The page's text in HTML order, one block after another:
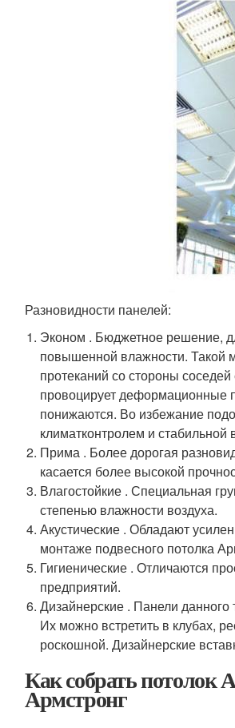
Разновидности панелей:
Эконом . Бюджетное решение,
повышенной влажности. Такой
протеканий со стороны
провоцирует деформационные
понижаются. Во избежание
климатконтролем и стабильной
Прима . Более дорогая
касается более высокой
Влагостойкие . Специальная
степенью влажности воздуха.
Акустические . Обладают
монтаже подвесного потолка
Гигиенические . Отличаются
предприятий.
Дизайнерские . Панели
Их можно встретить в клубах,
роскошной. Дизайнерские
Как собрать потолок
Армстронг